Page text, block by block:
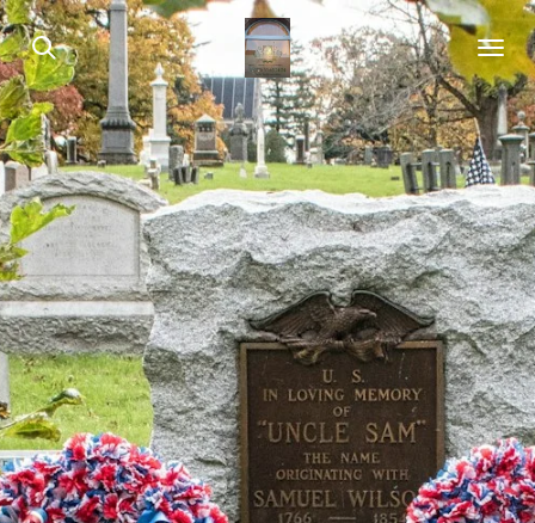
Zum
Hauptinhalt
springen